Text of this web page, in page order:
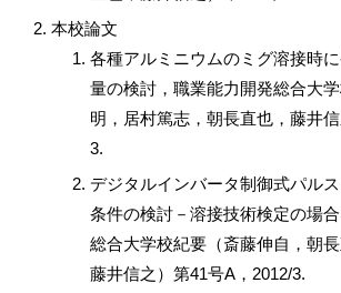
本校論文
各種アルミニウムのミグ溶接時
量の検討，職業能力開発総合大
明，居村篤志，朝長直也，藤井
3.
デジタルインバータ制御式パル
条件の検討－溶接技術検定の場
総合大学校紀要（斎藤伸自，朝
藤井信之）第41号A，2012/3.